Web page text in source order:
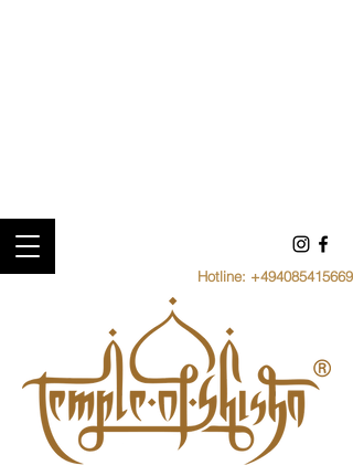
Hotline: +494085415669